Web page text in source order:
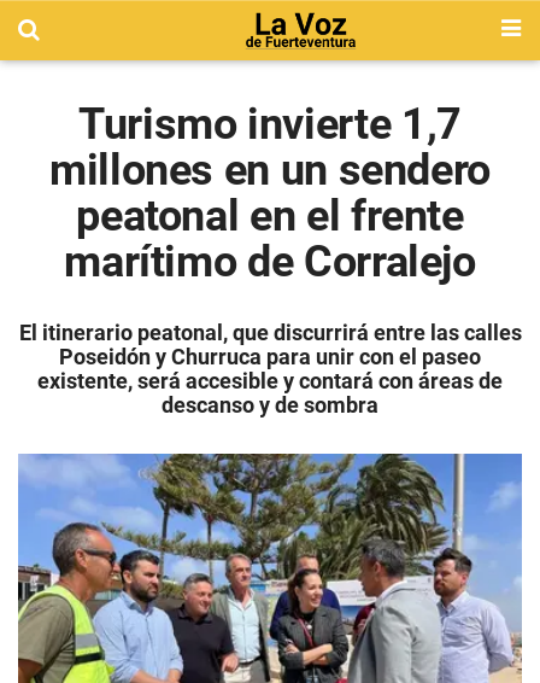
Turismo invierte 1,7
millones en un sendero
peatonal en el frente
marítimo de Corralejo
El itinerario peatonal, que discurrirá entre las calles
Poseidón y Churruca para unir con el paseo
existente, será accesible y contará con áreas de
descanso y de sombra